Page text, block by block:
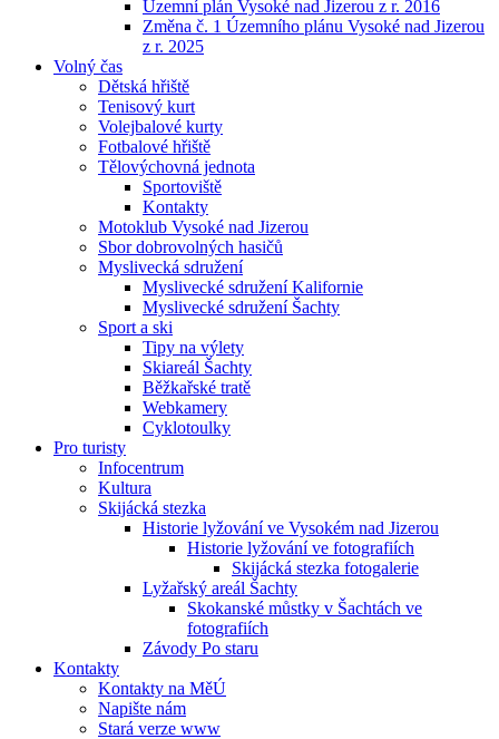
Územní plán Vysoké nad Jizerou z r. 2016
Změna č. 1 Územního plánu Vysoké nad Jizerou
z r. 2025
Volný čas
Dětská hřiště
Tenisový kurt
Volejbalové kurty
Fotbalové hřiště
Tělovýchovná jednota
Sportoviště
Kontakty
Motoklub Vysoké nad Jizerou
Sbor dobrovolných hasičů
Myslivecká sdružení
Myslivecké sdružení Kalifornie
Myslivecké sdružení Šachty
Sport a ski
Tipy na výlety
Skiareál Šachty
Běžkařské tratě
Webkamery
Cyklotoulky
Pro turisty
Infocentrum
Kultura
Skijácká stezka
Historie lyžování ve Vysokém nad Jizerou
Historie lyžování ve fotografiích
Skijácká stezka fotogalerie
Lyžařský areál Šachty
Skokanské můstky v Šachtách ve
fotografiích
Závody Po staru
Kontakty
Kontakty na MěÚ
Napište nám
Stará verze www